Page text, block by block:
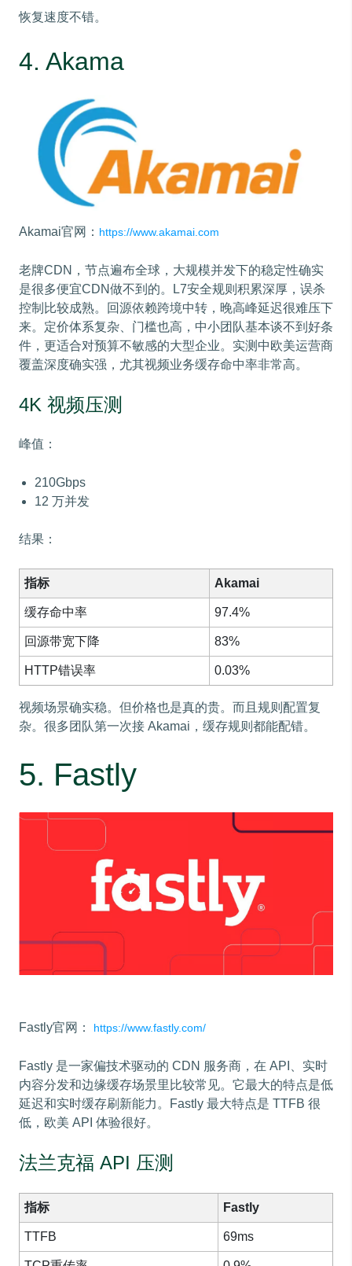
恢复速度不错。
4. Akama
Akamai官网： https://www.akamai.com
老牌CDN，节点遍布全球，大规模并发下的稳定性确实
是很多便宜CDN做不到的。L7安全规则积累深厚，误杀
控制比较成熟。回源依赖跨境中转，晚高峰延迟很难压下
来。定价体系复杂、门槛也高，中小团队基本谈不到好条
件，更适合对预算不敏感的大型企业。实测中欧美运营商
覆盖深度确实强，尤其视频业务缓存命中率非常高。
4K 视频压测
峰值：
210Gbps
12 万并发
结果：
指标 Akamai
缓存命中率 97.4%
回源带宽下降 83%
HTTP错误率 0.03%
视频场景确实稳。但价格也是真的贵。而且规则配置复
杂。很多团队第一次接 Akamai，缓存规则都能配错。
5. Fastly
Fastly官网： https://www.fastly.com/
Fastly 是一家偏技术驱动的 CDN 服务商，在 API、实时
内容分发和边缘缓存场景里比较常见。它最大的特点是低
延迟和实时缓存刷新能力。Fastly 最大特点是 TTFB 很
低，欧美 API 体验很好。
法兰克福 API 压测
指标 Fastly
TTFB 69ms